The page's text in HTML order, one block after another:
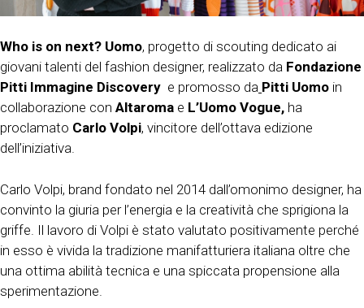
Who is on next? Uomo, progetto di scouting dedicato ai
giovani talenti del fashion designer, realizzato da Fondazione
Pitti Immagine Discovery e promosso da Pitti Uomo in
collaborazione con Altaroma e L’Uomo Vogue, ha
proclamato Carlo Volpi, vincitore dell’ottava edizione
dell’iniziativa.
Carlo Volpi, brand fondato nel 2014 dall’omonimo designer, ha
convinto la giuria per l’energia e la creatività che sprigiona la
griffe. Il lavoro di Volpi è stato valutato positivamente perché
in esso è vivida la tradizione manifatturiera italiana oltre che
una ottima abilità tecnica e una spiccata propensione alla
sperimentazione.